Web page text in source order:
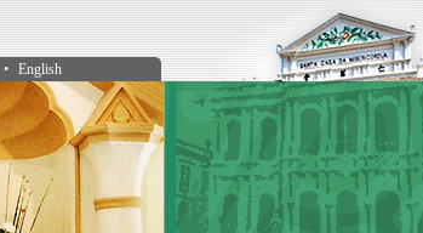
• English